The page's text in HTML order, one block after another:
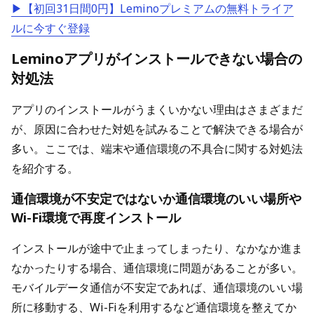
▶【初回31日間0円】Leminoプレミアムの無料トライア
ルに今すぐ登録
Leminoアプリがインストールできない場合の
対処法
アプリのインストールがうまくいかない理由はさまざまだ
が、原因に合わせた対処を試みることで解決できる場合が
多い。ここでは、端末や通信環境の不具合に関する対処法
を紹介する。
通信環境が不安定ではないか通信環境のいい場所や
Wi-Fi環境で再度インストール
インストールが途中で止まってしまったり、なかなか進ま
なかったりする場合、通信環境に問題があることが多い。
モバイルデータ通信が不安定であれば、通信環境のいい場
所に移動する、Wi-Fiを利用するなど通信環境を整えてか